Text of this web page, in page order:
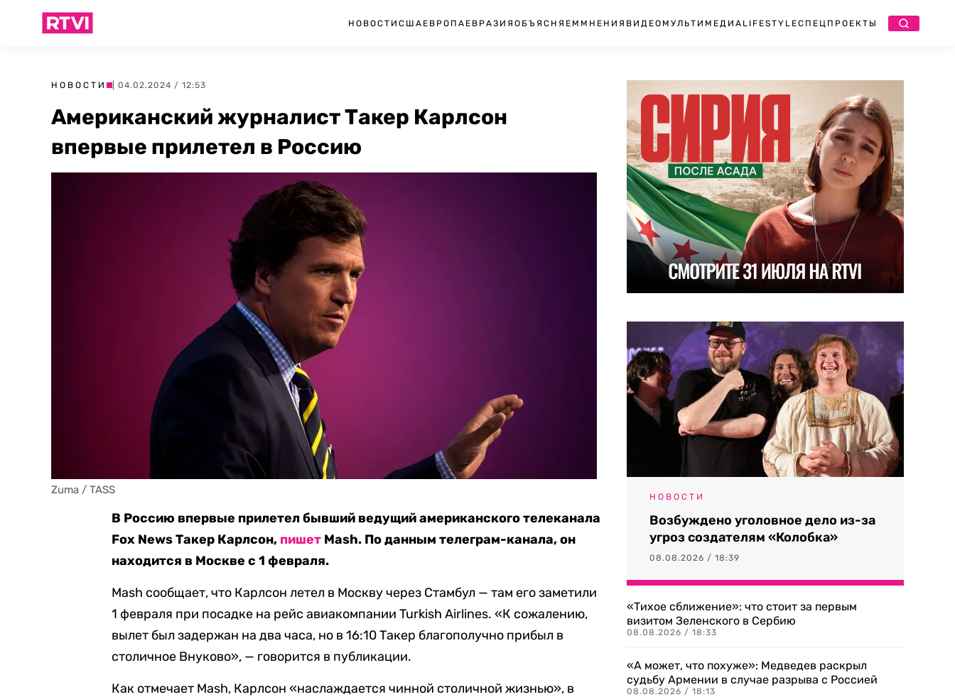
НОВОСТИ США ЕВРОПА ЕВРАЗИЯ ОБЪЯСНЯЕМ МНЕНИЯ ВИДЕО МУЛЬТИМЕДИА LIFESTYLEСПЕЦПРОЕКТЫ
НОВОСТИ | 04.02.2024 / 12:53
Американский журналист Такер Карлсон
впервые прилетел в Россию
Zuma / TASS
В Россию впервые прилетел бывший ведущий американского телеканала
Fox News Такер Карлсон, пишет Mash. По данным телеграм-канала, он
находится в Москве с 1 февраля.
Mash сообщает, что Карлсон летел в Москву через Стамбул — там его заметили
1 февраля при посадке на рейс авиакомпании Turkish Airlines. «К сожалению,
вылет был задержан на два часа, но в 16:10 Такер благополучно прибыл в
столичное Внуково», — говорится в публикации.
Как отмечает Mash, Карлсон «наслаждается чинной столичной жизнью», в
НОВОСТИ
Возбуждено уголовное дело из-за
угроз создателям «Колобка»
08.08.2026 / 18:39
«Тихое сближение»: что стоит за первым
визитом Зеленского в Сербию
08.08.2026 / 18:33
«А может, что похуже»: Медведев раскрыл
судьбу Армении в случае разрыва с Россией
08.08.2026 / 18:13